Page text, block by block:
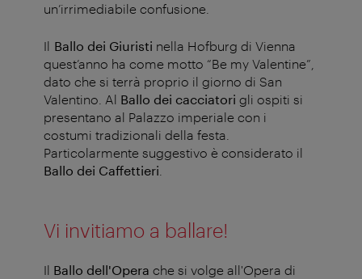
un’irrimediabile confusione.
Il Ballo dei Giuristi nella Hofburg di Vienna
quest’anno ha come motto “Be my Valentine”,
dato che si terrà proprio il giorno di San
Valentino. Al Ballo dei cacciatori gli ospiti si
presentano al Palazzo imperiale con i
costumi tradizionali della festa.
Particolarmente suggestivo è considerato il
Ballo dei Caffettieri
Vi invitiamo a ballare!
Il Ballo dell'Opera che si volge all'Opera di